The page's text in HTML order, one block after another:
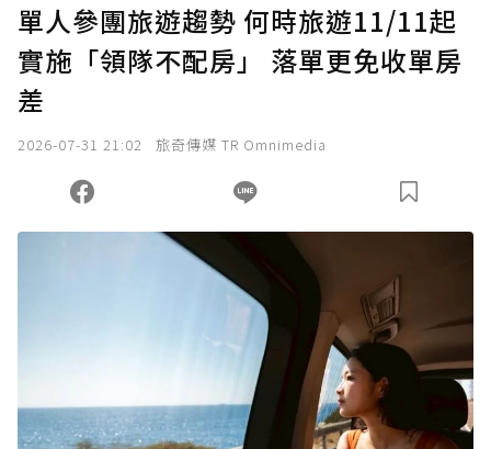
單人參團旅遊趨勢 何時旅遊11/11起
實施「領隊不配房」 落單更免收單房
差
2026-07-31 21:02 旅奇傳媒 TR Omnimedia